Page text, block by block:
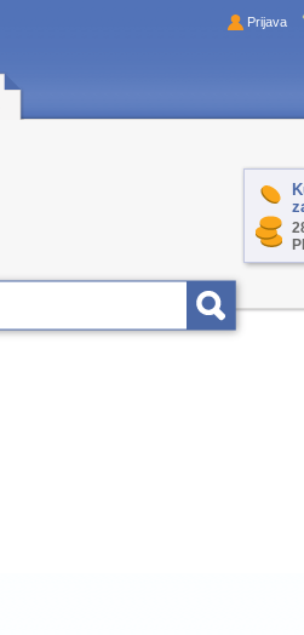
Prijava